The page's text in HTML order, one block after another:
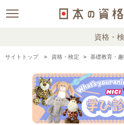
資格・
サイトトップ 資格・検定 基礎教育・